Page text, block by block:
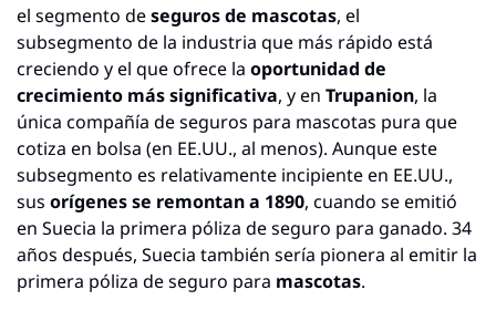
el segmento de seguros de mascotas, el
subsegmento de la industria que más rápido está
creciendo y el que ofrece la oportunidad de
crecimiento más significativa, y en Trupanion, la
única compañía de seguros para mascotas pura que
cotiza en bolsa (en EE.UU., al menos). Aunque este
subsegmento es relativamente incipiente en EE.UU.,
sus orígenes se remontan a 1890, cuando se emitió
en Suecia la primera póliza de seguro para ganado. 34
años después, Suecia también sería pionera al emitir la
primera póliza de seguro para mascotas.